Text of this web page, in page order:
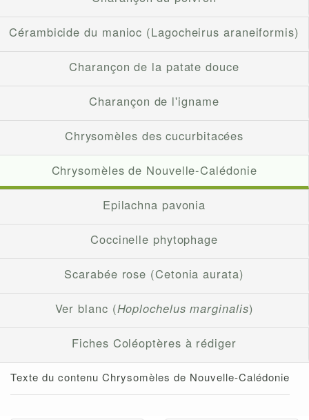
Cérambicide du manioc (Lagocheirus araneiformis)
Charançon de la patate douce
Charançon de l'igname
Chrysomèles des cucurbitacées
Chrysomèles de Nouvelle-Calédonie
Epilachna pavonia
Coccinelle phytophage
Scarabée rose (Cetonia aurata)
Ver blanc (Hoplochelus marginalis)
Fiches Coléoptères à rédiger
Texte du contenu Chrysomèles de Nouvelle-Calédonie